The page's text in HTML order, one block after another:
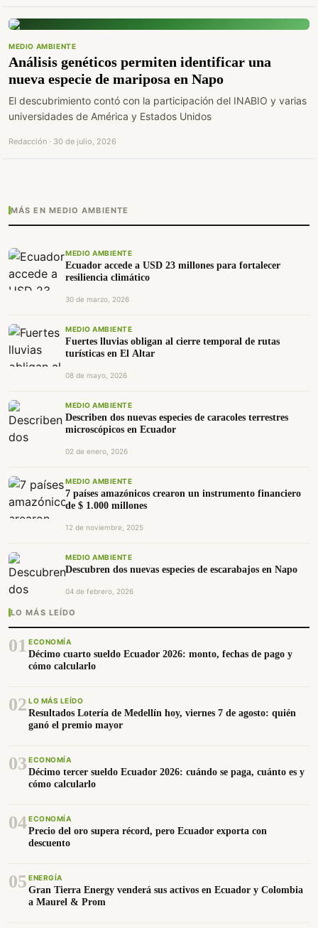
MEDIO AMBIENTE
Análisis genéticos permiten identificar una
nueva especie de mariposa en Napo
El descubrimiento contó con la participación del INABIO y varias
universidades de América y Estados Unidos
Redacción · 30 de julio, 2026
MÁS EN MEDIO AMBIENTE
MEDIO AMBIENTE
Ecuador accede a USD 23 millones para fortalecer
resiliencia climático
30 de marzo, 2026
MEDIO AMBIENTE
Fuertes lluvias obligan al cierre temporal de rutas
turísticas en El Altar
08 de mayo, 2026
MEDIO AMBIENTE
Describen dos nuevas especies de caracoles terrestres
microscópicos en Ecuador
02 de enero, 2026
MEDIO AMBIENTE
7 países amazónicos crearon un instrumento financiero
de $ 1.000 millones
12 de noviembre, 2025
MEDIO AMBIENTE
Descubren dos nuevas especies de escarabajos en Napo
04 de febrero, 2026
LO MÁS LEÍDO
01 ECONOMÍA
Décimo cuarto sueldo Ecuador 2026: monto, fechas de pago y
cómo calcularlo
02 LO MÁS LEÍDO
Resultados Lotería de Medellín hoy, viernes 7 de agosto: quién
ganó el premio mayor
03 ECONOMÍA
Décimo tercer sueldo Ecuador 2026: cuándo se paga, cuánto es y
cómo calcularlo
04ECONOMÍA
Precio del oro supera récord, pero Ecuador exporta con
descuento
05 ENERGÍA
Gran Tierra Energy venderá sus activos en Ecuador y Colombia
a Maurel & Prom